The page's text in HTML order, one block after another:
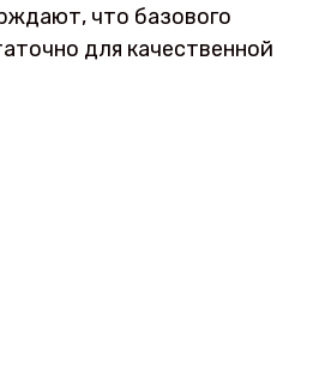
что базового
для качественной